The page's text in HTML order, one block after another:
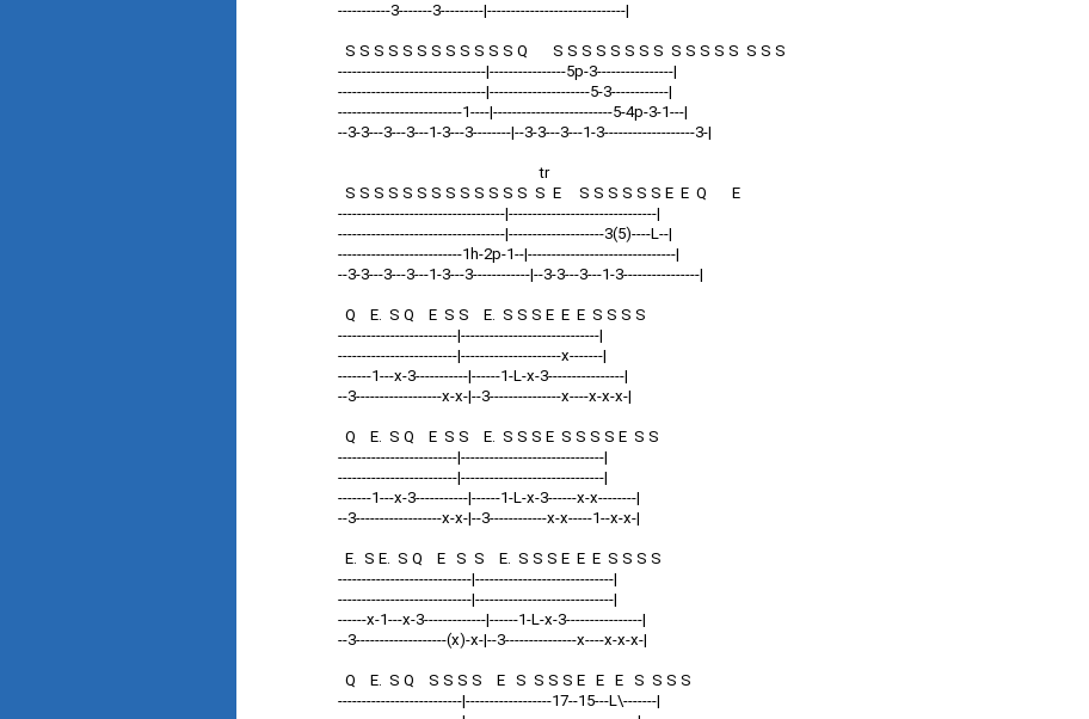
-----------3-------3---------|-----------------------------|
S S S S S S S S S S S S Q S S S S S S S S S S S S S S S S
-------------------------------|----------------5p-3----------------|
-------------------------------|---------------------5-3------------|
--------------------------1----|-------------------------5-4p-3-1---|
--3-3---3---3---1-3---3--------|--3-3---3---1-3-------------------3-|
tr
S S S S S S S S S S S S S S E S S S S S S E E Q E
-----------------------------------|-------------------------------|
-----------------------------------|--------------------3(5)----L--|
--------------------------1h-2p-1--|-------------------------------|
--3-3---3---3---1-3---3------------|--3-3---3---1-3----------------|
Q E. S Q E S S E. S S S E E E S S S S
-------------------------|-----------------------------|
-------------------------|---------------------x-------|
-------1---x-3-----------|------1-L-x-3----------------|
--3------------------x-x-|--3---------------x----x-x-x-|
Q E. S Q E S S E. S S S E S S S S E S S
-------------------------|------------------------------|
-------------------------|------------------------------|
-------1---x-3-----------|------1-L-x-3------x-x--------|
--3------------------x-x-|--3------------x-x-----1--x-x-|
E. S E. S Q E S S E. S S S E E E S S S S
----------------------------|-----------------------------|
----------------------------|-----------------------------|
------x-1---x-3-------------|------1-L-x-3----------------|
--3-------------------(x)-x-|--3---------------x----x-x-x-|
Q E. S Q S S S S E S S S S E E E S S S S
--------------------------|------------------17--15---L\-------|